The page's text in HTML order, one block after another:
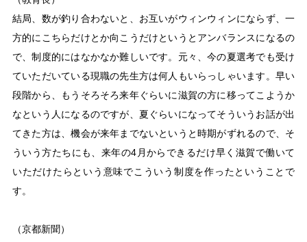
結局、数が釣り合わないと、お互いがウィンウィンにならず、一
方的にこちらだけとか向こうだけというとアンバランスになるの
で、制度的にはなかなか難しいです。元々、今の夏選考でも受け
ていただいている現職の先生方は何人もいらっしゃいます。早い
段階から、もうそろそろ来年ぐらいに滋賀の方に移ってこようか
なという人になるのですが、夏ぐらいになってそういうお話が出
てきた方は、機会が来年までないというと時期がずれるので、そ
ういう方たちにも、来年の4月からできるだけ早く滋賀で働いて
いただけたらという意味でこういう制度を作ったということで
す。
（京都新聞）